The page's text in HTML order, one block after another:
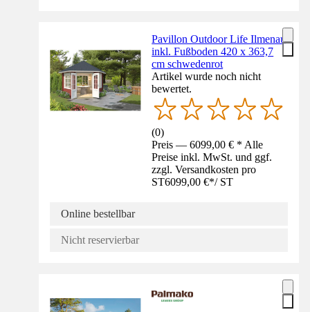
Pavillon Outdoor Life Ilmenau
inkl. Fußboden 420 x 363,7
cm schwedenrot
Artikel wurde noch nicht
bewertet.
(0)
Preis — 6099,00 € * Alle
Preise inkl. MwSt. und ggf.
zzgl. Versandkosten pro
ST6099,00 €*/ ST
Online bestellbar
Nicht reservierbar